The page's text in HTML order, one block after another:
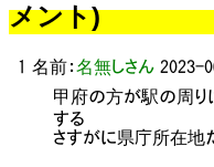
メント)
1 名前：名無しさん 2023-
甲府の方が駅の周り
する
さすがに県庁所在地